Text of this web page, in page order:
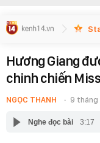
Hương Giang
chinh chiến
NGỌC THANH 9
Nghe đọc bài 3:17